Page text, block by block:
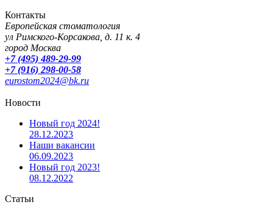
Контакты
Европейская стоматология
ул Римского-Корсакова, д. 11 к. 4
город Москва
+7 (495) 489-29-99
+7 (916) 298-00-58
eurostom2024@bk.ru
Новости
Новый год 2024!
28.12.2023
Наши вакансии
06.09.2023
Новый год 2023!
08.12.2022
Статьи